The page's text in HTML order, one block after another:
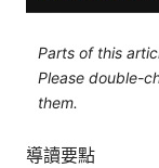
Parts of this
Please double-
them.
導讀要點